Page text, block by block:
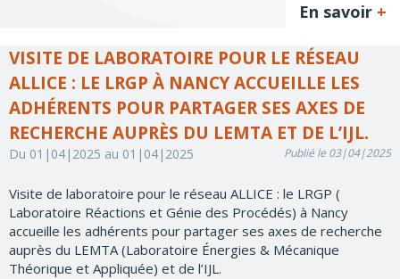
En savoir +
VISITE DE LABORATOIRE POUR LE RÉSEAU
ALLICE : LE LRGP À NANCY ACCUEILLE LES
ADHÉRENTS POUR PARTAGER SES AXES DE
RECHERCHE AUPRÈS DU LEMTA ET DE L’IJL.
Du 01|04|2025 au 01|04|2025 Publié le 03|04|2025
Visite de laboratoire pour le réseau ALLICE : le LRGP (
Laboratoire Réactions et Génie des Procédés) à Nancy
accueille les adhérents pour partager ses axes de recherche
auprès du LEMTA (Laboratoire Énergies & Mécanique
Théorique et Appliquée) et de l’IJL.